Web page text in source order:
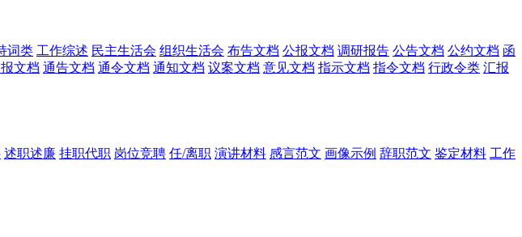
词类 工作综述 民主生活会 组织生活会 布告文档 公报文档 调研报告 公告文档 公约文档 函
文档 通告文档 通令文档 通知文档 议案文档 意见文档 指示文档 指令文档 行政令类 汇报
述职述廉 挂职代职 岗位竞聘 任/离职 演讲材料 感言范文 画像示例 辞职范文 鉴定材料 工作